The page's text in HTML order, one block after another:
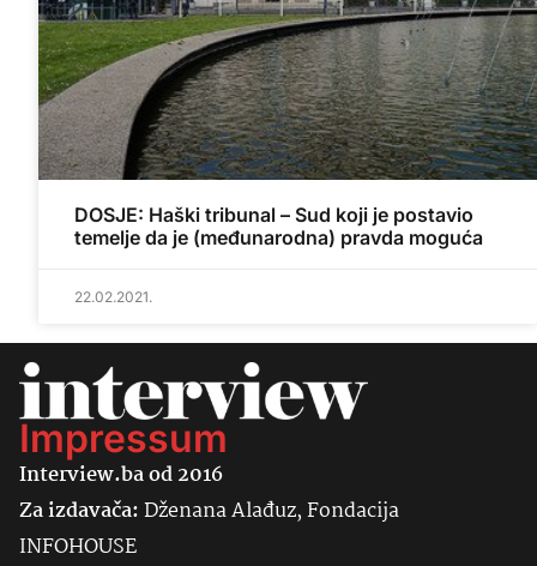
DOSJE: Haški tribunal – Sud koji je postavio
temelje da je (međunarodna) pravda moguća
22.02.2021.
Impressum
Interview.ba od 2016
Za izdavača:Dženana Alađuz, Fondacija
INFOHOUSE